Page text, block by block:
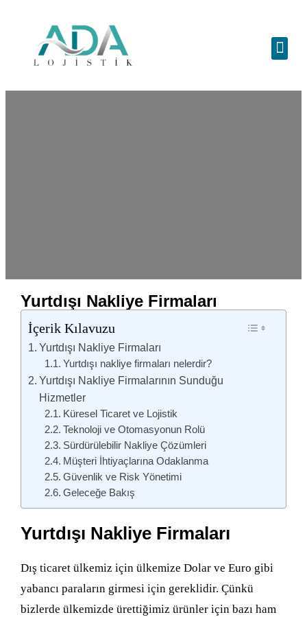
Yurtdışı Nakliye Firmaları
İçerik Kılavuzu
Yurtdışı Nakliye Firmaları
Yurtdışı nakliye firmaları nelerdir?
Yurtdışı Nakliye Firmalarının Sunduğu
Hizmetler
Küresel Ticaret ve Lojistik
Teknoloji ve Otomasyonun Rolü
Sürdürülebilir Nakliye Çözümleri
Müşteri İhtiyaçlarına Odaklanma
Güvenlik ve Risk Yönetimi
Geleceğe Bakış
Yurtdışı Nakliye Firmaları
Dış ticaret ülkemiz için ülkemize Dolar ve Euro gibi
yabancı paraların girmesi için gereklidir. Çünkü
bizlerde ülkemizde ürettiğimiz ürünler için bazı ham